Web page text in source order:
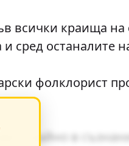
всички краища на
сред останалите
фолклорист
трайно в